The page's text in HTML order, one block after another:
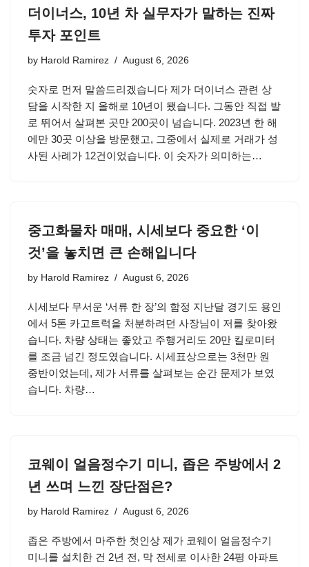
더이너스, 10년 차 실무자가 말하는 진짜
투자 포인트
by Harold Ramirez August 6, 2026
숫자로 먼저 말씀드리겠습니다 제가 더이너스 관련 상
담을 시작한 지 올해로 10년이 됐습니다. 그동안 직접 발
로 뛰어서 살펴본 곳만 200곳이 넘습니다. 2023년 한 해
에만 30곳 이상을 방문했고, 그중에서 실제로 거래가 성
사된 사례가 12건이었습니다. 이 숫자가 의미하는…
중고화물차 매매, 시세보다 중요한 ‘이
것’을 놓치면 큰 손해입니다
by Harold Ramirez August 6, 2026
시세보다 무서운 ‘서류 한 장’의 함정 지난달 경기도 용인
에서 5톤 카고트럭을 처분하려던 사장님이 저를 찾아왔
습니다. 차량 상태는 좋았고 주행거리도 20만 킬로미터
를 조금 넘긴 정도였습니다. 시세표상으로는 3천만 원
중반이었는데, 제가 서류를 살펴보는 순간 문제가 보였
습니다. 차량…
코웨이 얼음정수기 미니, 좁은 주방에서 2
년 쓰며 느낀 장단점은?
by Harold Ramirez August 6, 2026
좁은 주방에서 마주한 첫인상 제가 코웨이 얼음정수기
미니를 설치한 건 2년 전, 막 전세로 이사한 24평 아파트